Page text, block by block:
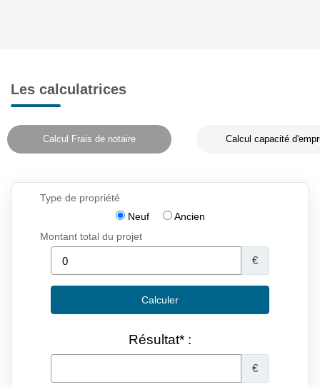
Les calculatrices
Calcul Frais de notaire Calcul capacité